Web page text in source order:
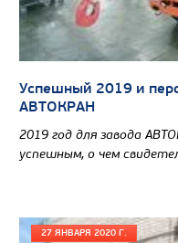
Направление
Колесная
Успешный 2019 и
АВТОКРАН
2019 год для завода
успешным, о чем
27 ЯНВАРЯ 2020 Г.